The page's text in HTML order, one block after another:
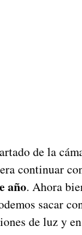
de la
continuar
año. Ahora
sacar
de luz y